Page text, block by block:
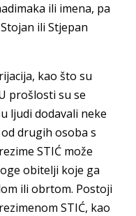
ili imena, pa
ili Stjepan
kao što su
prošlosti su se
ljudi dodavali neke
drugih osoba s
STIĆ može
obitelji koje ga
ili obrtom. Postoji
STIĆ, kao